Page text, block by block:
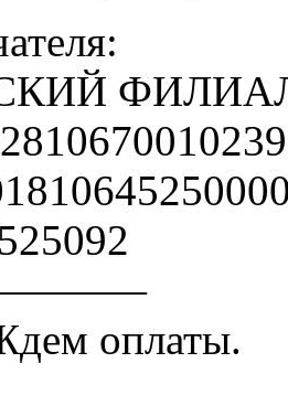
оплаты.